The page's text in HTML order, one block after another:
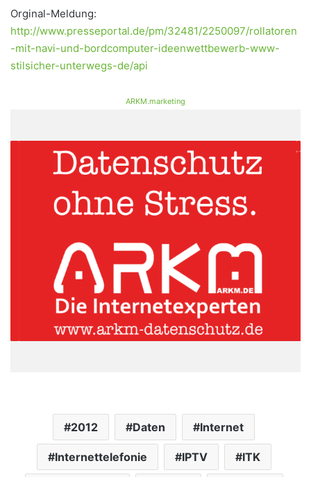
Orginal-Meldung:
http://www.presseportal.de/pm/32481/2250097/rollatoren
-mit-navi-und-bordcomputer-ideenwettbewerb-www-
stilsicher-unterwegs-de/api
ARKM.marketing
2012 Daten Internet
Internettelefonie IPTV ITK